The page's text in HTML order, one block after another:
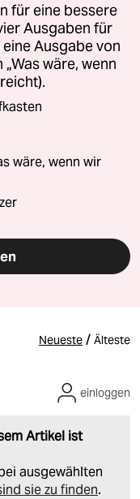
für eine bessere
Ausgaben für
Ausgabe von
wäre, wenn
wäre, wenn wir
Neueste / Älteste
Artikel ist
ausgewählten
sie zu finden.
einloggen